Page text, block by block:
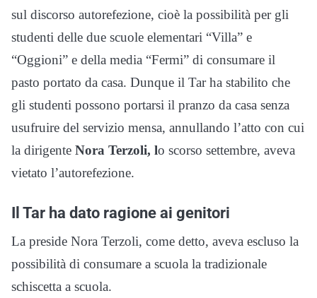
sul discorso autorefezione, cioè la possibilità per gli
studenti delle due scuole elementari “Villa” e
“Oggioni” e della media “Fermi” di consumare il
pasto portato da casa. Dunque il Tar ha stabilito che
gli studenti possono portarsi il pranzo da casa senza
usufruire del servizio mensa, annullando l’atto con cui
la dirigente Nora Terzoli, lo scorso settembre, aveva
vietato l’autorefezione.
Il Tar ha dato ragione ai genitori
La preside Nora Terzoli, come detto, aveva escluso la
possibilità di consumare a scuola la tradizionale
schiscetta a scuola.